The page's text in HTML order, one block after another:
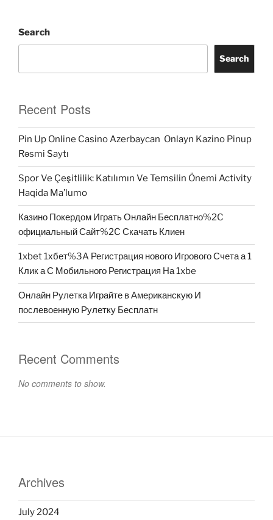
Search
Search
Recent Posts
Pin Up Online Casino Azerbaycan ️ Onlayn Kazino Pinup
Rəsmi Saytı
Spor Ve Çeşitlilik: Katılımın Ve Temsilin Önemi Activity
Haqida Ma’lumo
Казино Покердом Играть Онлайн Бесплатно%2C
официальный Сайт%2C Скачать Клиен
1xbet 1хбет%3A Регистрация нового Игрового Счета а 1
Клик а С Мобильного Регистрация На 1xbe
Онлайн Рулетка Играйте в Американскую И
послевоенную Рулетку Бесплатн
Recent Comments
No comments to show.
Archives
July 2024